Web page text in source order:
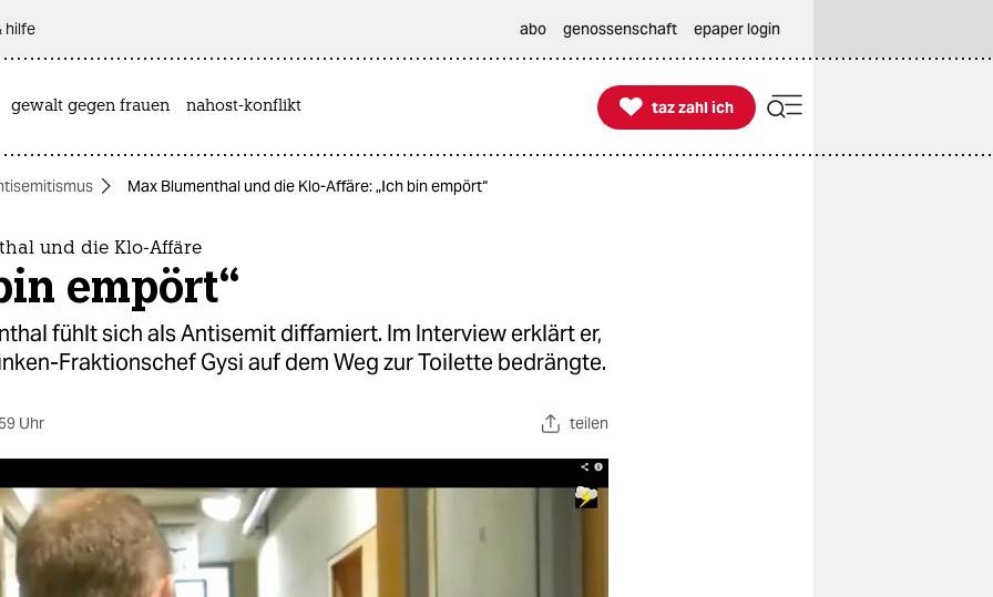
hilfe abo genossenschaft epaper login
gewalt gegen frauen nahost-konflikt 
taz zahl ich
taz zahl ich
Max Blumenthal und die Klo-Affäre: „Ich bin empört“
und die Klo-Affäre
empört“
fühlt sich als Antisemit diffamiert. Im Interview erklärt er,
Fraktionschef Gysi auf dem Weg zur Toilette bedrängte.
Uhr teilen